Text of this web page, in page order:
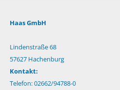
Haas GmbH
Lindenstraße 68
57627 Hachenburg
Kontakt:
Telefon: 02662/94788-0